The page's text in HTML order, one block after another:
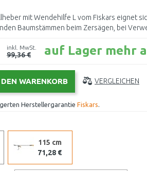
mit Wendehilfe L vom Fiskars eignet
Baumstämmen beim Zersägen, bei
inkl. MwSt.
99,36 € auf Lager mehr
VERGLEICHEN
Herstellergarantie Fiskars.
115 cm
71,28 €